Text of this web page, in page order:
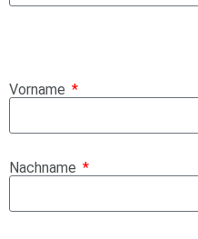
Vorname
Nachname